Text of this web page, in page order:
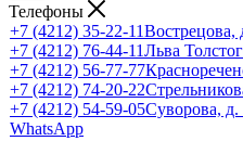
Телефоны
+7 (4212) 35-22-11Вострецова,
+7 (4212) 76-44-11Льва
+7 (4212) 56-77-77
+7 (4212) 74-20-22
+7 (4212) 54-59-05Суворова, д.
WhatsApp